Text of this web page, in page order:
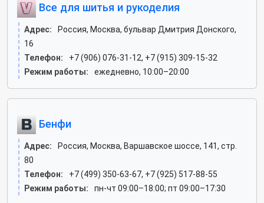
Все для шитья и рукоделия
Адрес:
Россия, Москва, бульвар Дмитрия Донского,
16
Телефон:
+7 (906) 076-31-12, +7 (915) 309-15-32
Режим работы:
ежедневно, 10:00–20:00
Бенфи
Адрес:
Россия, Москва, Варшавское шоссе, 141, стр.
80
Телефон:
+7 (499) 350-63-67, +7 (925) 517-88-55
Режим работы:
пн-чт 09:00–18:00; пт 09:00–17:30